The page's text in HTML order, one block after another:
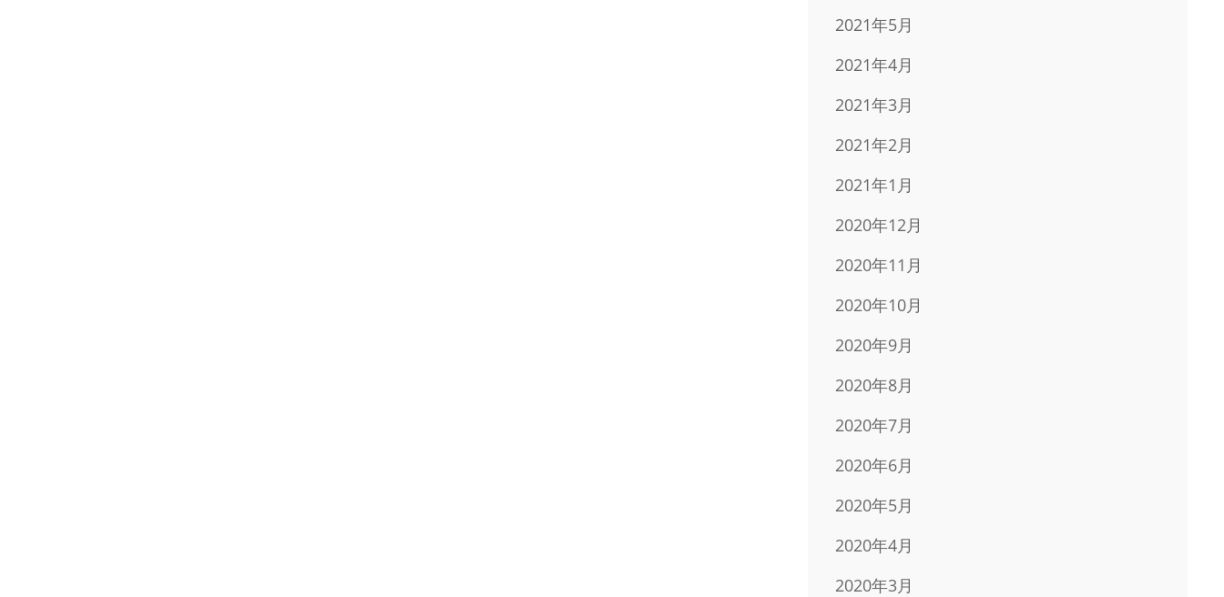
2021年5月
2021年4月
2021年3月
2021年2月
2021年1月
2020年12月
2020年11月
2020年10月
2020年9月
2020年8月
2020年7月
2020年6月
2020年5月
2020年4月
2020年3月